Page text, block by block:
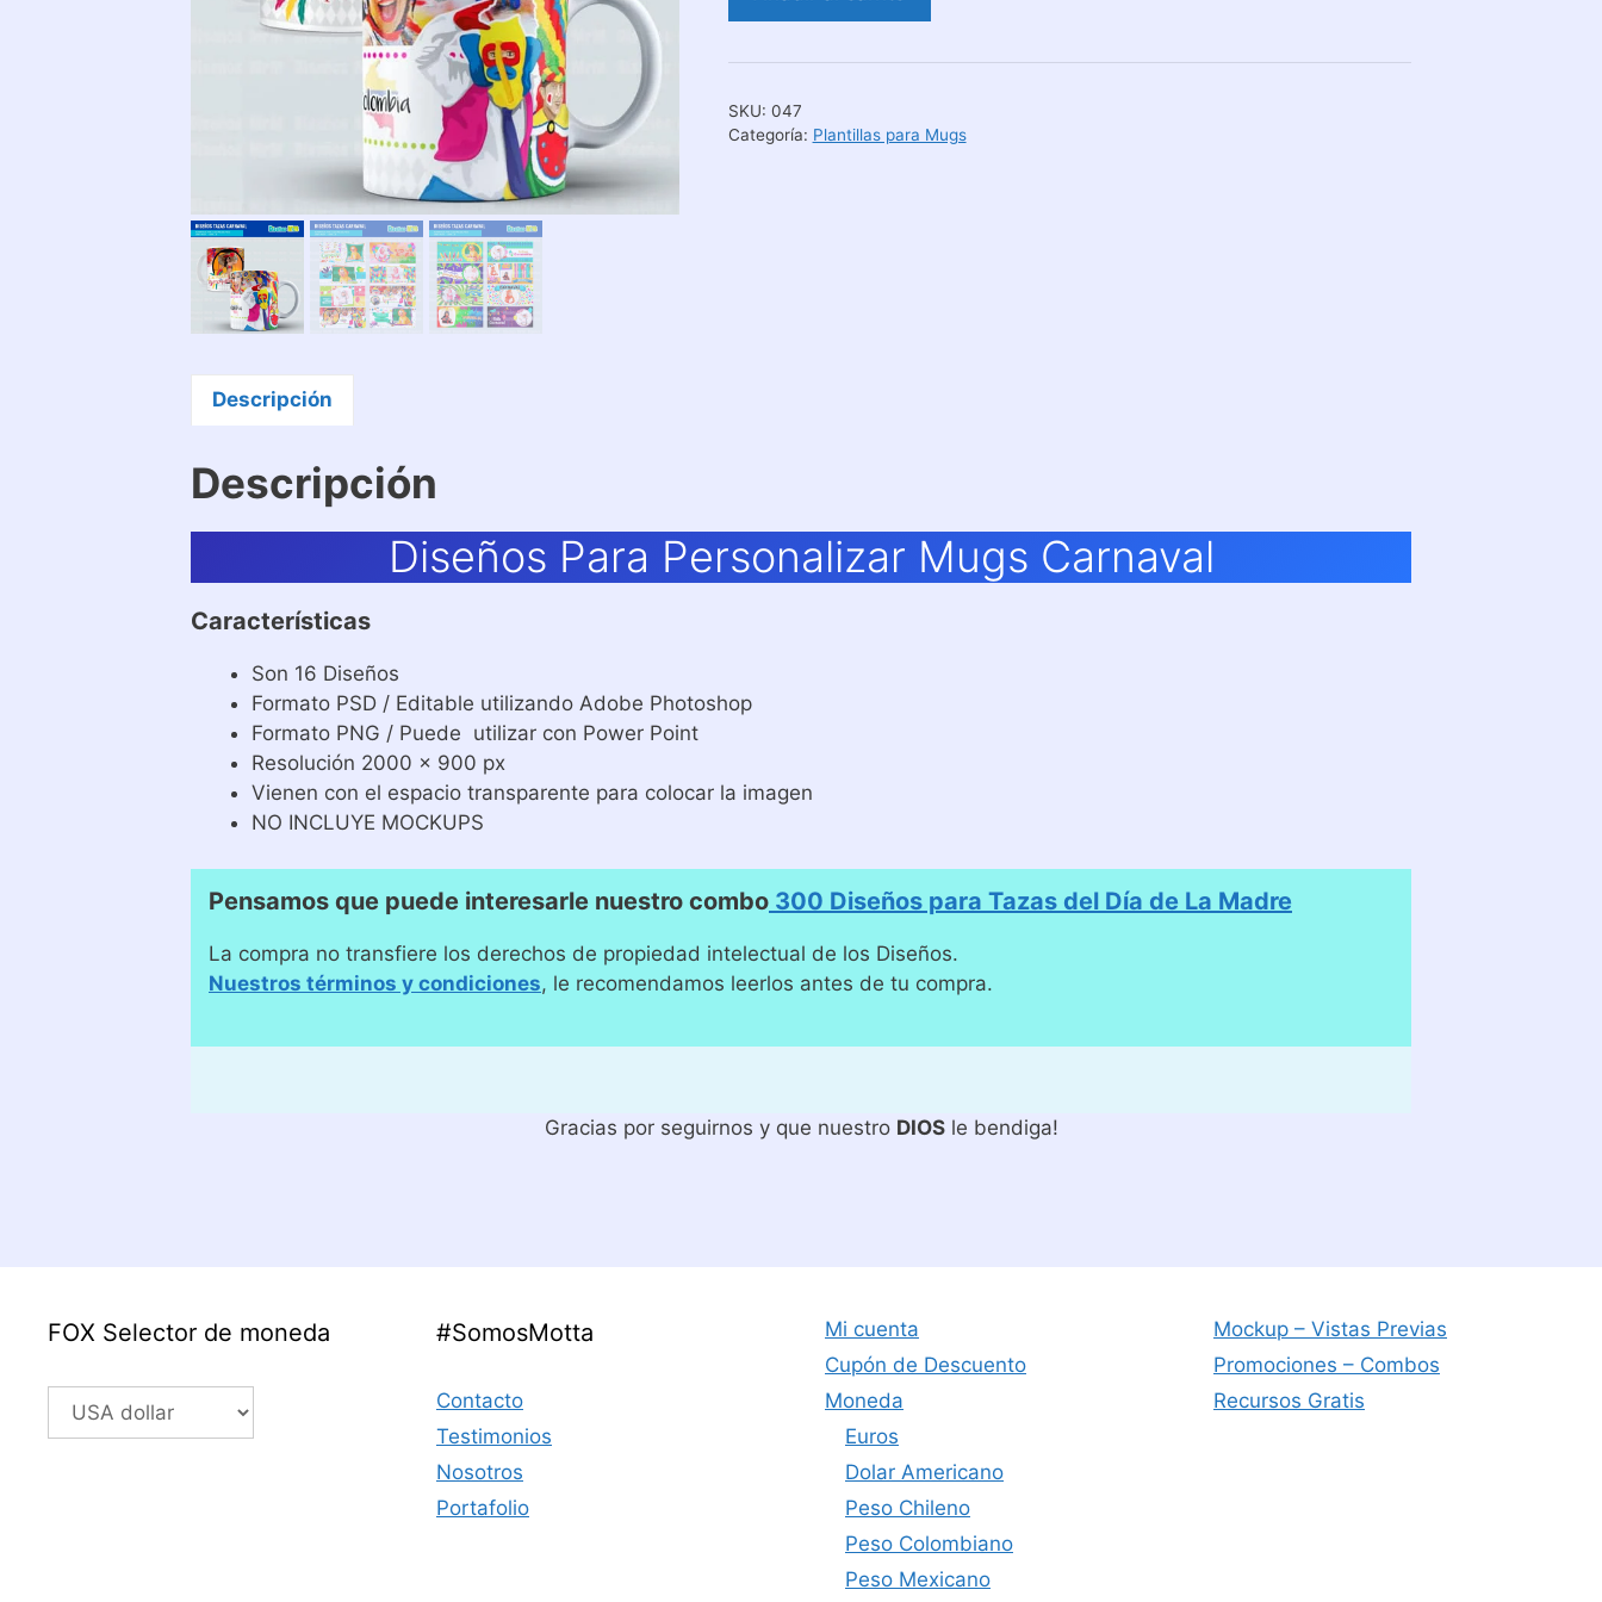
Mugs
cantidad
SKU: 047
Categoría: Plantillas para Mugs
Descripción
Descripción
Diseños Para Personalizar Mugs Carnaval
Características
Son 16 Diseños
Formato PSD / Editable utilizando Adobe Photoshop
Formato PNG / Puede utilizar con Power Point
Resolución 2000 x 900 px
Vienen con el espacio transparente para colocar la imagen
NO INCLUYE MOCKUPS
Pensamos que puede interesarle nuestro combo 300 Diseños para Tazas del Día de La Madre
La compra no transfiere los derechos de propiedad intelectual de los Diseños.
Nuestros términos y condiciones, le recomendamos leerlos antes de tu compra.
Gracias por seguirnos y que nuestro DIOSle bendiga!
FOX Selector de moneda #SomosMotta
Contacto
Testimonios
Nosotros
Portafolio
Mi cuenta
Cupón de Descuento
Moneda
Euros
Dolar Americano
Peso Chileno
Peso Colombiano
Peso Mexicano
Mockup – Vistas Previas
Promociones – Combos
Recursos Gratis